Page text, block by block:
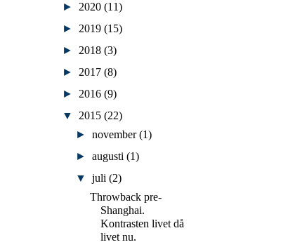
► 2020 (11)
► 2019 (15)
► 2018 (3)
► 2017 (8)
► 2016 (9)
▼ 2015 (22)
►november(1)
►augusti(1)
▼juli(2)
Throwback pre-
Shanghai.
Kontrasten livet då
livet nu.